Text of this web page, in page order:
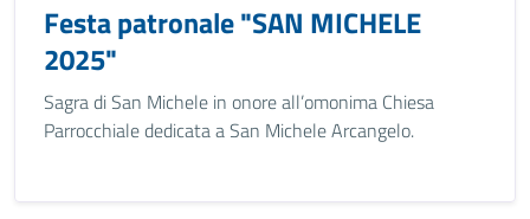
Festa patronale "SAN MICHELE
2025"
Sagra di San Michele in onore all’omonima Chiesa
Parrocchiale dedicata a San Michele Arcangelo.